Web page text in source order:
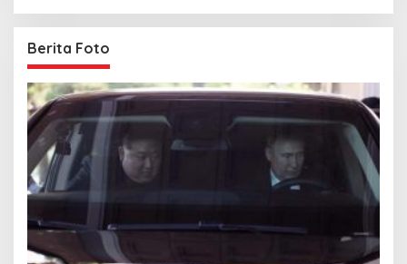
Berita Foto